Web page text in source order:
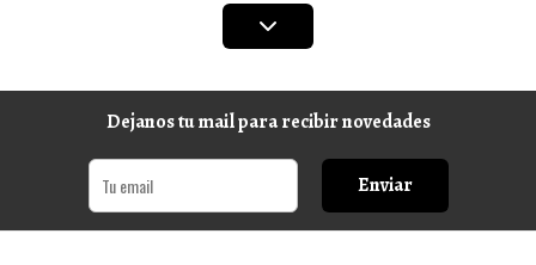
Dejanos tu mail para recibir novedades
Enviar